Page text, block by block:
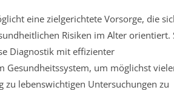
eine zielgerichtete Vorsorge, die
Risiken im Alter orientiert.
Diagnostik mit effizienter
Gesundheitssystem, um möglichst
zu lebenswichtigen Untersuchungen zu